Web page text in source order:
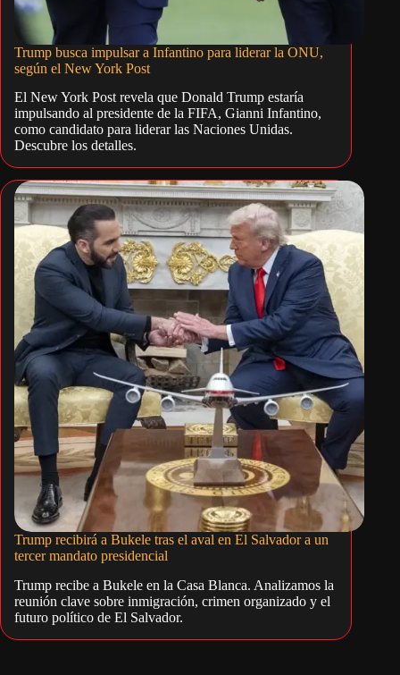
Trump busca impulsar a Infantino para liderar la ONU,
según el New York Post
El New York Post revela que Donald Trump estaría
impulsando al presidente de la FIFA, Gianni Infantino,
como candidato para liderar las Naciones Unidas.
Descubre los detalles.
Trump recibirá a Bukele tras el aval en El Salvador a un
tercer mandato presidencial
Trump recibe a Bukele en la Casa Blanca. Analizamos la
reunión clave sobre inmigración, crimen organizado y el
futuro político de El Salvador.